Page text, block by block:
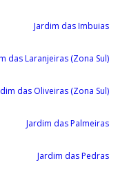
Jardim das Imbuias
das Laranjeiras (Zona Sul)
das Oliveiras (Zona Sul)
Jardim das Palmeiras
Jardim das Pedras